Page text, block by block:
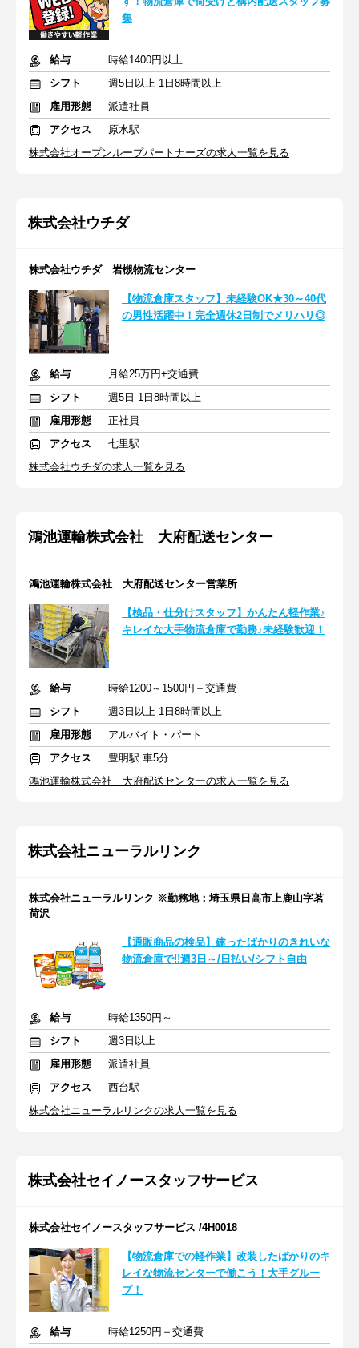
集
給与
時給1400円以上
シフト
週5日以上 1日8時間以上
雇用形態
派遣社員
アクセス
原水駅
株式会社オープンループパートナーズの求人一覧を見る
株式会社ウチダ
株式会社ウチダ 岩槻物流センター
【物流倉庫スタッフ】未経験OK★30～40代
の男性活躍中！完全週休2日制でメリハリ◎
給与
月給25万円+交通費
シフト
週5日 1日8時間以上
雇用形態
正社員
アクセス
七里駅
株式会社ウチダの求人一覧を見る
鴻池運輸株式会社 大府配送センター
鴻池運輸株式会社 大府配送センター営業所
【検品・仕分けスタッフ】かんたん軽作業♪
キレイな大手物流倉庫で勤務♪未経験歓迎！
給与
時給1200～1500円＋交通費
シフト
週3日以上 1日8時間以上
雇用形態
アルバイト・パート
アクセス
豊明駅 車5分
鴻池運輸株式会社 大府配送センターの求人一覧を見る
株式会社ニューラルリンク
株式会社ニューラルリンク ※勤務地：埼玉県日高市上鹿山字茗
荷沢
【通販商品の検品】建ったばかりのきれいな
物流倉庫で!!週3日～/日払い/シフト自由
給与
時給1350円～
シフト
週3日以上
雇用形態
派遣社員
アクセス
西台駅
株式会社ニューラルリンクの求人一覧を見る
株式会社セイノースタッフサービス
株式会社セイノースタッフサービス /4H0018
【物流倉庫での軽作業】改装したばかりのキ
レイな物流センターで働こう！大手グルー
プ！
給与
時給1250円＋交通費